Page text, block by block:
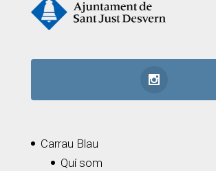
Carrau Blau
Quí som